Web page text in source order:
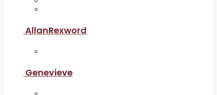
AllanRexword
Genevieve